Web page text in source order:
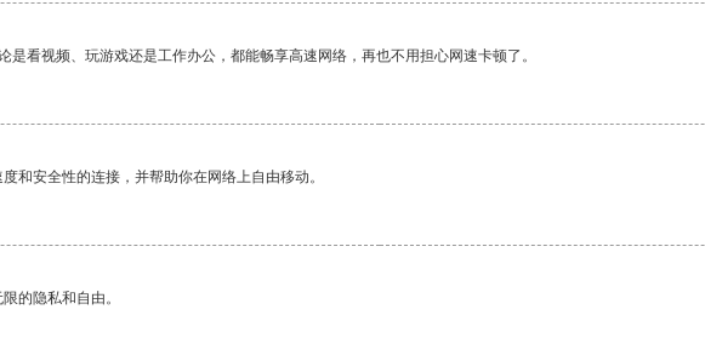
看视频、玩游戏还是工作办公，都能畅享高速网络，再也不用担心网速卡顿了。
和安全性的连接，并帮助你在网络上自由移动。
的隐私和自由。